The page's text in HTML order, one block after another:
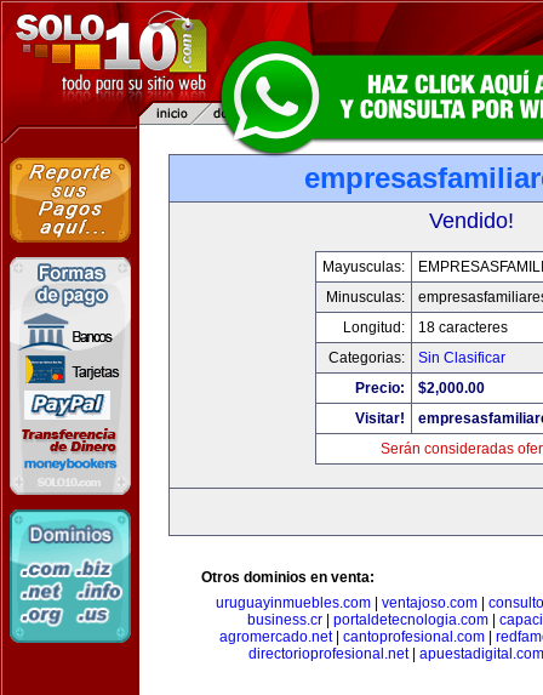
Vendido!
Mayusculas:
Minusculas:
Longitud:
18 caracteres
Categorias:
Sin Clasificar
Precio:
$2,000.00
Visitar!
Serán consideradas
Otros dominios en venta:
uruguayinmuebles.com
ventajoso.com
business.cr
portaldetecnologia.com
agromercado.net| cantoprofesional.com
directorioprofesional.net| apuestadigital.com